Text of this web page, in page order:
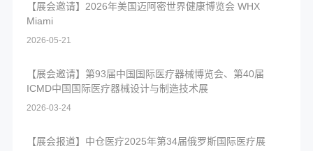
【展会邀请】2026年美国迈阿密世界健康博览会 WHX
Miami
2026-05-21
【展会邀请】第93届中国国际医疗器械博览会、第40届
ICMD中国国际医疗器械设计与制造技术展
2026-03-24
【展会报道】中仓医疗2025年第34届俄罗斯国际医疗展